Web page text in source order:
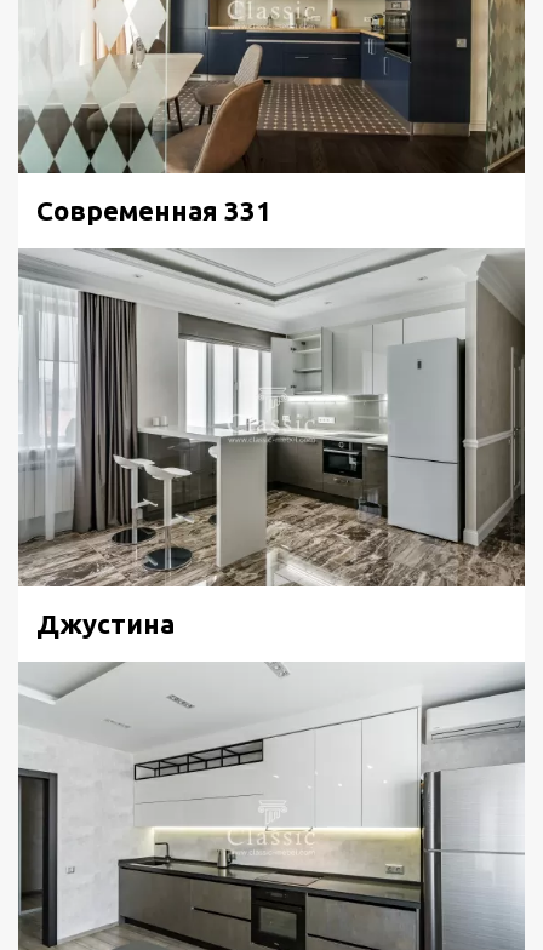
свойством – влагостойкостью, что делает его
незаменимым в дизайне кухонь. Столешница и фартук
из пластика имеют относительно небольшую
стоимость, которая полностью окупается их
износостойкостью и сроком службы. Разнообразные
расцветки дарят широкий простор фантазии при
кухни любого стиля.
Наличие гнутых фасадов подразумевает
определенные особенности дизайна – например,
фигурные срезы и выпилы по торцу столешницы,
повторяющие их контуры. В этом случае необходима
дополнительная обработка торца при помощи ПВХ
кромки. На фото она подобрана в цвете «металлик»,
что гармонично сочетается с дизайном пристеночного
бортика.
Дверки нижних секций и фасады пенала выполнены из
МДФ под темной пленкой с горизонтальным
ограничивается пространство мебели. Теперь кухня
четко просматривается на фоне светлого покрытия
пола и стен. Фальшь-фасады, использованные в
качестве видимых боковин там, где это требуется,
смотрятся представительно.
Оригинально выглядят темные матированные стекла,
вставленные в МДФ витрины в верхних полках.
Симметричные витрины добавляют мебели колорит.
Современная 331
Джустина